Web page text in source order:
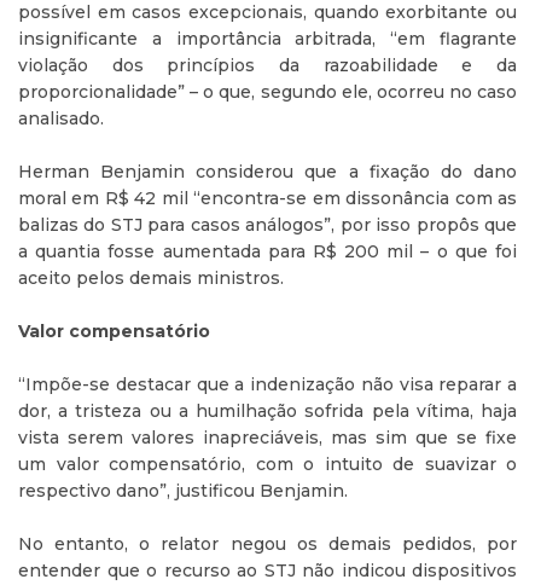
possível em casos excepcionais, quando exorbitante ou
insignificante a importância arbitrada, “em flagrante
violação dos princípios da razoabilidade e da
proporcionalidade” – o que, segundo ele, ocorreu no caso
analisado.
Herman Benjamin considerou que a fixação do dano
moral em R$ 42 mil “encontra-se em dissonância com as
balizas do STJ para casos análogos”, por isso propôs que
a quantia fosse aumentada para R$ 200 mil – o que foi
aceito pelos demais ministros.
Valor compensatório
“Impõe-se destacar que a indenização não visa reparar a
dor, a tristeza ou a humilhação sofrida pela vítima, haja
vista serem valores inapreciáveis, mas sim que se fixe
um valor compensatório, com o intuito de suavizar o
respectivo dano”, justificou Benjamin.
No entanto, o relator negou os demais pedidos, por
entender que o recurso ao STJ não indicou dispositivos